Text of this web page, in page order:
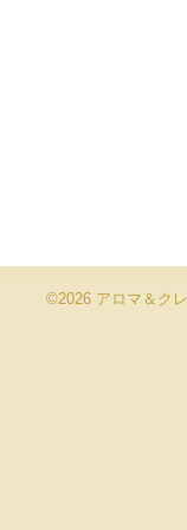
©2026 アロマ＆ク